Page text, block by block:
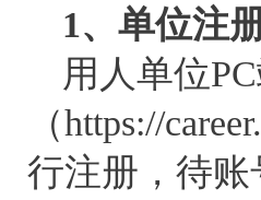
1、单位注
用人单位
（https://
行注册，待